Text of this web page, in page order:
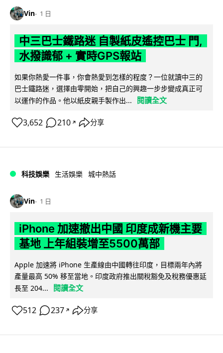
Vin 1 日
中三巴士鐵路迷 自製紙皮遙控巴士 門,
水撥識郁 + 實時GPS報站
如果你熱愛一件事，你會熱愛到怎樣的程度？一位就讀中三的
巴士鐵路迷，選擇由零開始，把自己的興趣一步步變成真正可
以運作的作品。他以紙皮親手製作出...
閱讀全文
3,652 210 ↗ 分享
科技娛樂 生活娛樂 城中熱話
Vin 1 日
iPhone 加速撤出中國 印度成新機主要
基地 上年組裝增至5500萬部
Apple 加速將 iPhone 生產線由中國轉往印度，目標兩年內將
產量最高 50% 移至當地。印度政府推出關稅豁免及稅務優惠延
長至 204...
閱讀全文
512 237 ↗ 分享